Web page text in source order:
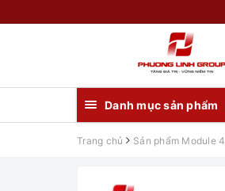
Danh mục sản phẩm
Trang chủ Sản phẩm Module 4